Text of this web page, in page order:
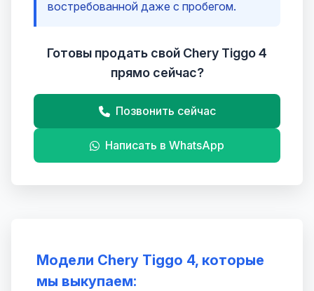
Модели Chery Tiggo 4, которые
мы выкупаем:
востребованной даже с пробегом.
Готовы продать свой Chery Tiggo 4
прямо сейчас?
Позвонить сейчас
Написать в WhatsApp